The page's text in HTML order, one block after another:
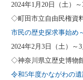
2024年1月20日（土）～
◇町田市立自由民権資
市民の歴史探求事始め
2024年2月3日（土）～3
◇神奈川県立歴史博物
令和5年度かながわの